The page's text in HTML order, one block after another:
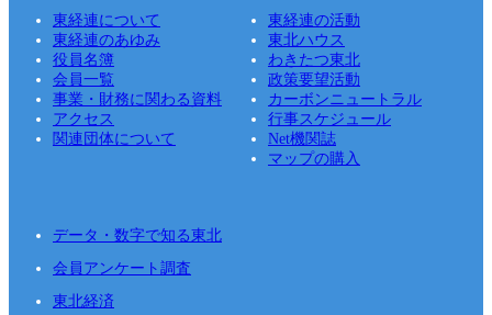
東経連について
東経連の活動
東経連のあゆみ
東北ハウス
役員名簿
わきたつ東北
会員一覧
政策要望活動
事業・財務に関わる資料
カーボンニュートラル
アクセス
行事スケジュール
関連団体について
Net機関誌
マップの購入
データ・数字で知る東北
会員アンケート調査
東北経済